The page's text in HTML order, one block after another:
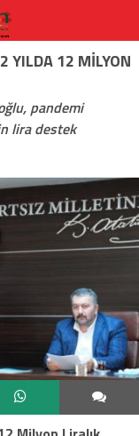
YILDA 12 MILYON
pandemi
lira destek